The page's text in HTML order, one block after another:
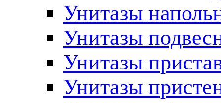
Унитазы
Унитазы
Унитазы
Унитазы